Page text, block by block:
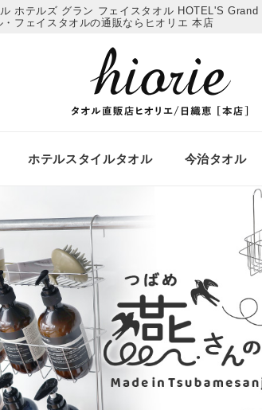
ホテルズ グラン フェイスタオル HOTEL'S Grand
・フェイスタオルの通販ならヒオリエ 本店
ホテルスタイルタオル 今治タオル